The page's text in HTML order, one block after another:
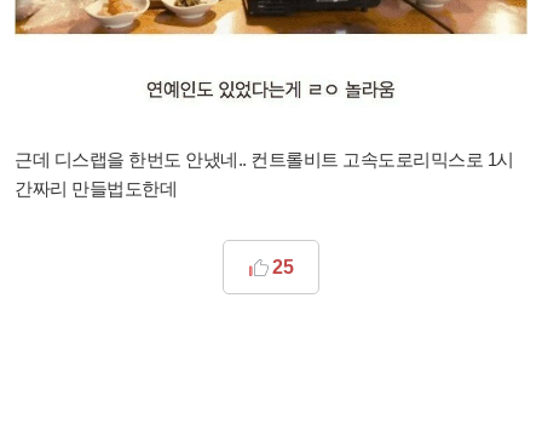
근데 디스랩을 한번도 안냈네.. 컨트롤비트 고속도로리믹스로 1시
간짜리 만들법도한데
25